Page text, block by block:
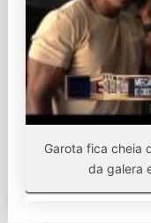
Garota fica cheia
da galera